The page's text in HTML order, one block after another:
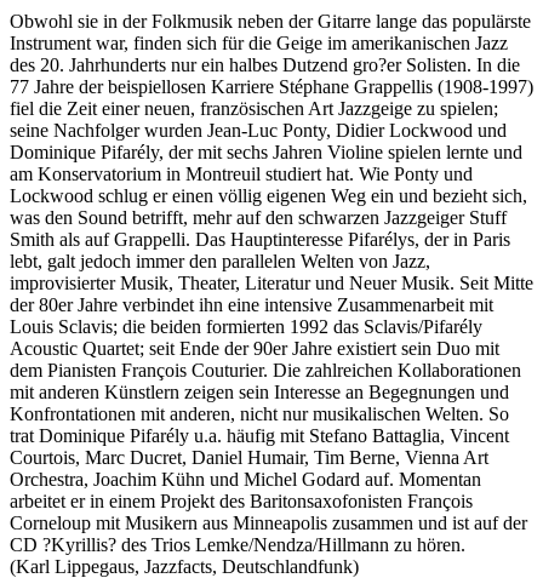
Obwohl sie in der Folkmusik neben der Gitarre lange das populärste
Instrument war, finden sich für die Geige im amerikanischen Jazz
des 20. Jahrhunderts nur ein halbes Dutzend gro?er Solisten. In die
77 Jahre der beispiellosen Karriere Stéphane Grappellis (1908-1997)
fiel die Zeit einer neuen, französischen Art Jazzgeige zu spielen;
seine Nachfolger wurden Jean-Luc Ponty, Didier Lockwood und
Dominique Pifarély, der mit sechs Jahren Violine spielen lernte und
am Konservatorium in Montreuil studiert hat. Wie Ponty und
Lockwood schlug er einen völlig eigenen Weg ein und bezieht sich,
was den Sound betrifft, mehr auf den schwarzen Jazzgeiger Stuff
Smith als auf Grappelli. Das Hauptinteresse Pifarélys, der in Paris
lebt, galt jedoch immer den parallelen Welten von Jazz,
improvisierter Musik, Theater, Literatur und Neuer Musik. Seit Mitte
der 80er Jahre verbindet ihn eine intensive Zusammenarbeit mit
Louis Sclavis; die beiden formierten 1992 das Sclavis/Pifarély
Acoustic Quartet; seit Ende der 90er Jahre existiert sein Duo mit
dem Pianisten François Couturier. Die zahlreichen Kollaborationen
mit anderen Künstlern zeigen sein Interesse an Begegnungen und
Konfrontationen mit anderen, nicht nur musikalischen Welten. So
trat Dominique Pifarély u.a. häufig mit Stefano Battaglia, Vincent
Courtois, Marc Ducret, Daniel Humair, Tim Berne, Vienna Art
Orchestra, Joachim Kühn und Michel Godard auf. Momentan
arbeitet er in einem Projekt des Baritonsaxofonisten François
Corneloup mit Musikern aus Minneapolis zusammen und ist auf der
CD ?Kyrillis? des Trios Lemke/Nendza/Hillmann zu hören.
(Karl Lippegaus, Jazzfacts, Deutschlandfunk)